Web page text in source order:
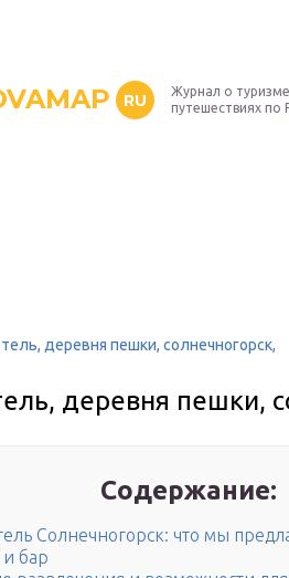
RU
Журнал о
путешествиях по
деревня пешки, солнечногорск,
деревня пешки,
Содержание:
Солнечногорск: что мы
и бар